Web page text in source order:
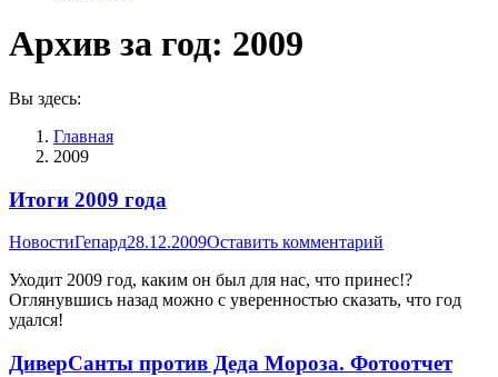
Архив за год: 2009
Вы здесь:
Главная
2009
Итоги 2009 года
НовостиГепард28.12.2009Оставить комментарий
Уходит 2009 год, каким он был для нас, что принес!?
Оглянувшись назад можно с уверенностью сказать, что год
удался!
ДиверСанты против Деда Мороза. Фотоотчет